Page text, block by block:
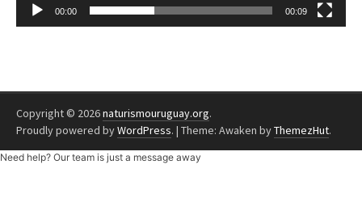
00:00 00:09
Copyright © 2026naturismouruguay.org.
Proudly powered byWordPress. | Theme: Awaken byThemezHut.
Need help? Our team is just a message away